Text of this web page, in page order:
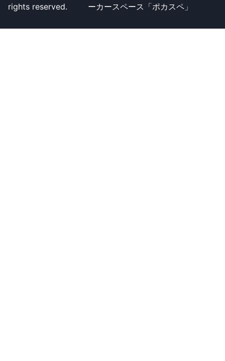
rights reserved.
ーカースペース「ポカスペ」